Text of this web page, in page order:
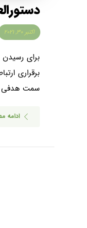
اکتبر ۳۰, ۲۰۲۱
برای
برقراری
سمت هدفی
ادامه